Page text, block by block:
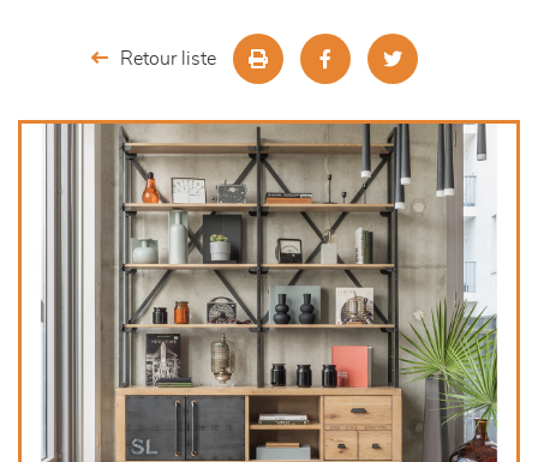
chambres et dressing
literie
décoration
Retour liste